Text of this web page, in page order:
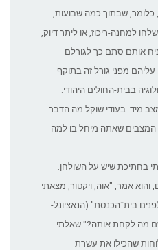
כלומר, שבתוך ‏כמה שבועות,
למחנה-ריכוז, או ליתר ‏דיוק,
אותם סתם כך לגורלם
‏עליהם מפני גורל זה בתוקף
בבית-החולים היהודי.
מיד. ‏בעודי שוקל מה הדבר
המצבים שאתה ‏מיחל בו למה
בחתיכת שיש על השולחן.
‏‏אמר, "אוה, ויקטור, מצאתי
בית־הכנסת" (הנאציונל-
מה לקחת אותה?" שאלתי
‏שהכילו את ‏עשרת